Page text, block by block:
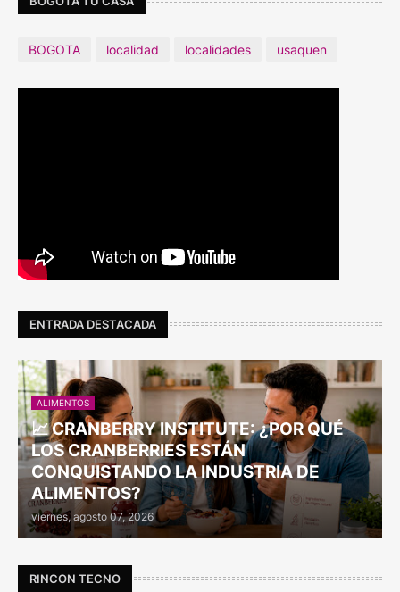
BOGOTA localidad localidades usaquen
ENTRADA DESTACADA
ALIMENTOS
📈 CRANBERRY INSTITUTE: ¿POR QUÉ
LOS CRANBERRIES ESTÁN
CONQUISTANDO LA INDUSTRIA DE
ALIMENTOS?
viernes, agosto 07, 2026
RINCON TECNO